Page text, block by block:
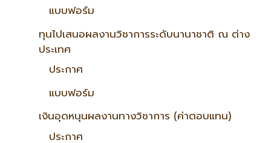
แบบฟอร์ม
ทุนไปเสนอผลงานวิชาการระดับนานาชาติ ณ ต่าง
ประเทศ
ประกาศ
แบบฟอร์ม
เงินอุดหนุนผลงานทางวิชาการ (ค่าตอบแทน)
ประกาศ